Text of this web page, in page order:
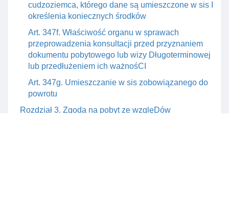
cudzoziemca, którego dane są umieszczone w sis I
określenia koniecznych środków
Art. 347f. Właściwość organu w sprawach
przeprowadzenia konsultacji przed przyznaniem
dokumentu pobytowego lub wizy Długoterminowej
lub przedłużeniem ich ważnośCI
Art. 347g. Umieszczanie w sis zobowiązanego do
powrotu
Rozdział 3. Zgoda na pobyt ze wzglęDów